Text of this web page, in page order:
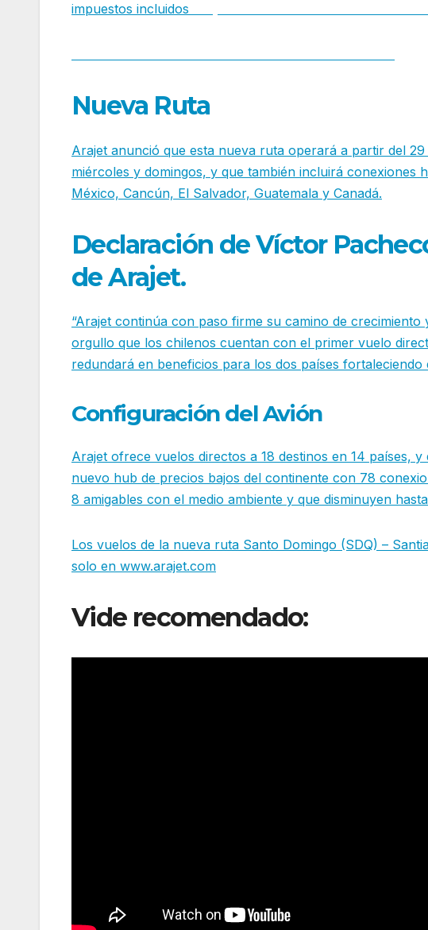
impuestos incluidos
Nueva Ruta
Arajet anunció que esta nueva ruta operará a partir del
miércoles y domingos, y que también incluirá conexiones
México, Cancún, El Salvador, Guatemala y Canadá.
Declaración de Víctor
de Arajet.
“Arajet continúa con paso firme su camino de
orgullo que los chilenos cuentan con el primer vuelo
redundará en beneficios para los dos países
Configuración del Avión
Arajet ofrece vuelos directos a 18 destinos en 14 países,
nuevo hub de precios bajos del continente con 78
8 amigables con el medio ambiente y que disminuyen
Los vuelos de la nueva ruta Santo Domingo (SDQ) –
solo en www.arajet.com
Vide recomendado: